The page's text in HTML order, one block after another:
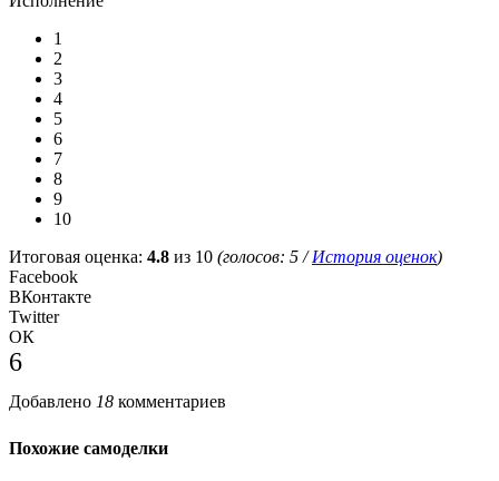
1
2
3
4
5
6
7
8
9
10
Итоговая оценка: 4.8 из 10 (голосов: 5 /История оценок)
Facebook
ВКонтакте
Twitter
ОК
6
Добавлено 18 комментариев
Похожие самоделки